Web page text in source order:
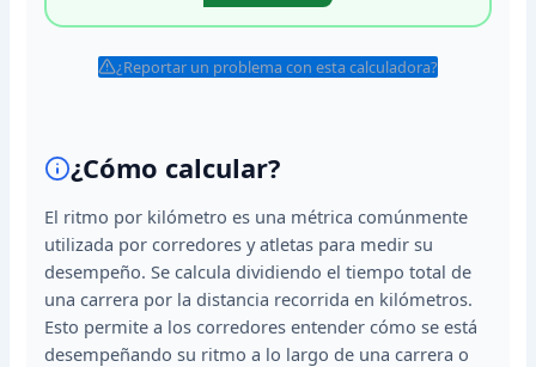
¿Reportar un problema con esta calculadora?
¿Cómo calcular?
El ritmo por kilómetro es una métrica comúnmente
utilizada por corredores y atletas para medir su
desempeño. Se calcula dividiendo el tiempo total de
una carrera por la distancia recorrida en kilómetros.
Esto permite a los corredores entender cómo se está
desempeñando su ritmo a lo largo de una carrera o